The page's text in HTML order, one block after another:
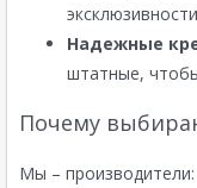
Надежные
штатные,
Почему
Мы –